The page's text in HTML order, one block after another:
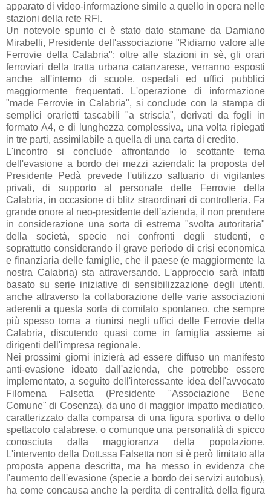
apparato di video-informazione simile a quello in opera nelle
stazioni della rete RFI.
Un notevole spunto ci è stato dato stamane da Damiano
Mirabelli, Presidente dell'associazione "Ridiamo valore alle
Ferrovie della Calabria": oltre alle stazioni in sè, gli orari
ferroviari della tratta urbana catanzarese, verranno esposti
anche all'interno di scuole, ospedali ed uffici pubblici
maggiormente frequentati. L'operazione di informazione
"made Ferrovie in Calabria", si conclude con la stampa di
semplici orarietti tascabili "a striscia", derivati da fogli in
formato A4, e di lunghezza complessiva, una volta ripiegati
in tre parti, assimilabile a quella di una carta di credito.
L'incontro si conclude affrontando lo scottante tema
dell'evasione a bordo dei mezzi aziendali: la proposta del
Presidente Pedà prevede l'utilizzo saltuario di vigilantes
privati, di supporto al personale delle Ferrovie della
Calabria, in occasione di blitz straordinari di controlleria. Fa
grande onore al neo-presidente dell'azienda, il non prendere
in considerazione una sorta di estrema "svolta autoritaria"
della società, specie nei confronti degli studenti, e
soprattutto considerando il grave periodo di crisi economica
e finanziaria delle famiglie, che il paese (e maggiormente la
nostra Calabria) sta attraversando. L'approccio sarà infatti
basato su serie iniziative di sensibilizzazione degli utenti,
anche attraverso la collaborazione delle varie associazioni
aderenti a questa sorta di comitato spontaneo, che sempre
più spesso torna a riunirsi negli uffici delle Ferrovie della
Calabria, discutendo quasi come in famiglia assieme ai
dirigenti dell'impresa regionale.
Nei prossimi giorni inizierà ad essere diffuso un manifesto
anti-evasione ideato dall'azienda, che potrebbe essere
implementato, a seguito dell'interessante idea dell'avvocato
Filomena Falsetta (Presidente "Associazione Bene
Comune" di Cosenza), da uno di maggior impatto mediatico,
caratterizzato dalla comparsa di una figura sportiva o dello
spettacolo calabrese, o comunque una personalità di spicco
conosciuta dalla maggioranza della popolazione.
L'intervento della Dott.ssa Falsetta non si è però limitato alla
proposta appena descritta, ma ha messo in evidenza che
l'aumento dell'evasione (specie a bordo dei servizi autobus),
ha come concausa anche la perdita di centralità della figura